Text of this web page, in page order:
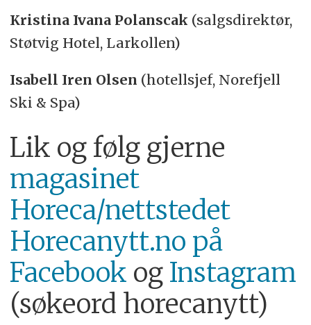
Kristina Ivana Polanscak (salgsdirektør,
Støtvig Hotel, Larkollen)
Isabell Iren Olsen (hotellsjef, Norefjell
Ski & Spa)
Lik og følg gjerne
magasinet
Horeca/nettstedet
Horecanytt.no på
Facebook og Instagram
(søkeord horecanytt)